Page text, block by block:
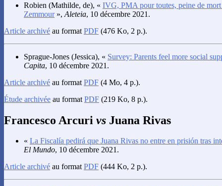
Robien (Mathilde, de), « IVG, PMA pour toutes, peine de
Zemmour», Aleteia, 10 décembre 2021.
Article archivé au format PDF (476 Ko, 2 p.).
Sprague-Jones (Jessica), « Survey: Parents feel more social
Capita, 10 décembre 2021.
Article archivé au format PDF (4 Mo, 4 p.).
Étude archivée au format PDF (219 Ko, 8 p.).
Francesco Arcuri vs Juana Rivas
« La Fiscalía pedirá que Juana Rivas no entre en prisión tras
El Mundo, 10 décembre 2021.
Article archivé au formatPDF (444 Ko, 2 p.).